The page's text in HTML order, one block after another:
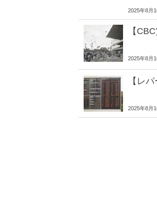
2025年8月
【
2025年8月
【レ
2025年8月